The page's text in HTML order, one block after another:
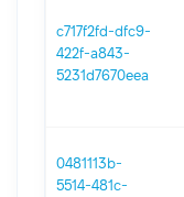
c717f2fd-dfc9-
422f-a843-
5231d7670eea
0481113b-
5514-481c-